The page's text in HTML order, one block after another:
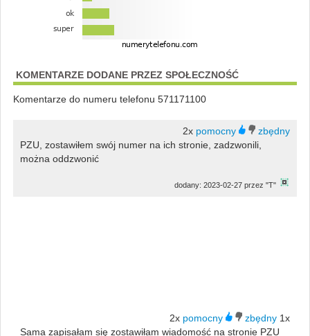
KOMENTARZE DODANE PRZEZ SPOŁECZNOŚĆ
Komentarze do numeru telefonu 571171100
2x
PZU, zostawiłem swój numer na ich stronie, zadzwonili,
można oddzwonić
dodany: 2023-02-27 przez "T"
2x
1x
Sama zapisałam się zostawiłam wiadomość na stronie PZU